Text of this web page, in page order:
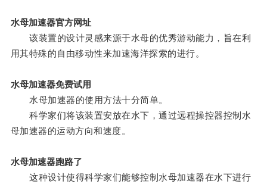
水母加速器官方网址
该装置的设计灵感来源于水母的优秀游动能力，旨在利
用其特殊的自由移动性来加速海洋探索的进行。
水母加速器免费试用
水母加速器的使用方法十分简单。
科学家们将该装置安放在水下，通过远程操控器控制水
母加速器的运动方向和速度。
水母加速器跑路了
这种设计使得科学家们能够控制水母加速器在水下进行